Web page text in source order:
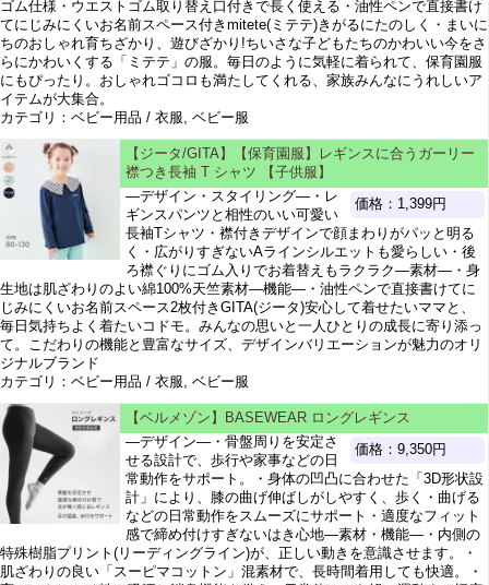
ゴム仕様・ウエストゴム取り替え口付きで長く使える・油性ペンで直接書け
てにじみにくいお名前スペース付きmitete(ミテテ)きがるにたのしく・まいに
ちのおしゃれ育ちざかり、遊びざかり!ちいさな子どもたちのかわいい今をさ
らにかわいくする「ミテテ」の服。毎日のように気軽に着られて、保育園服
にもぴったり。おしゃれゴコロも満たしてくれる、家族みんなにうれしいア
イテムが大集合。
カテゴリ：ベビー用品 / 衣服, ベビー服
【ジータ/GITA】【保育園服】レギンスに合うガーリー
襟つき長袖 T シャツ 【子供服】
価格：1,399円
―デザイン・スタイリング―・レ
ギンスパンツと相性のいい可愛い
長袖Tシャツ・襟付きデザインで顔まわりがパッと明る
く・広がりすぎないAラインシルエットも愛らしい・後
ろ襟ぐりにゴム入りでお着替えもラクラク―素材―・身
生地は肌ざわりのよい綿100%天竺素材―機能―・油性ペンで直接書けてに
じみにくいお名前スペース2枚付きGITA(ジータ)安心して着せたいママと、
毎日気持ちよく着たいコドモ。みんなの思いと一人ひとりの成長に寄り添っ
て。こだわりの機能と豊富なサイズ、デザインバリエーションが魅力のオリ
ジナルブランド
カテゴリ：ベビー用品 / 衣服, ベビー服
【ベルメゾン】BASEWEAR ロングレギンス
価格：9,350円
―デザイン―・骨盤周りを安定さ
せる設計で、歩行や家事などの日
常動作をサポート。・身体の凹凸に合わせた「3D形状設
計」により、膝の曲げ伸ばしがしやすく、歩く・曲げる
などの日常動作をスムーズにサポート・適度なフィット
感で締め付けすぎないはき心地―素材・機能―・内側の
特殊樹脂プリント(リーディングライン)が、正しい動きを意識させます。・
肌ざわりの良い「スーピマコットン」混素材で、長時間着用しても快適。・